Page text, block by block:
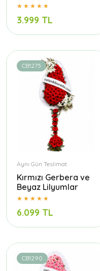
3.999 TL
CB1275
Aynı Gün Teslimat
Kırmızı Gerbera ve
Beyaz Lilyumlar
6.099 TL
CB1290